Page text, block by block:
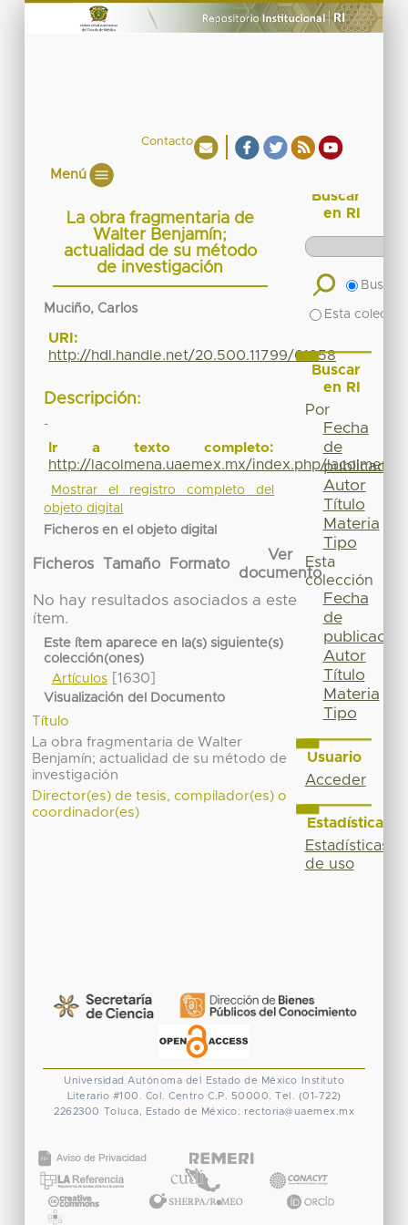
Contacto
Menú
La obra fragmentaria de
Walter Benjamín;
actualidad de su método
de investigación
Muciño, Carlos
URI:
http://hdl.handle.net/20.500.11799/61958
Descripción:
-
Ir a texto completo:
http://lacolmena.uaemex.mx/index.php/
Mostrar el registro completo del
objeto digital
Ficheros en el objeto digital
Ficheros Tamaño Formato
Ver
documento
No hay resultados asociados a este
ítem.
Este ítem aparece en la(s) siguiente(s)
colección(ones)
Artículos[1630]
Visualización del Documento
Título
La obra fragmentaria de Walter
Benjamín; actualidad de su método de
investigación
Director(es) de tesis, compilador(es) o
coordinador(es)
Buscar
en RI
Buscar
Esta
Buscar
en RI
Por
Fecha
de
publicación
Autor
Título
Materia
Tipo
Esta
colección
Fecha
de
publicación
Autor
Título
Materia
Tipo
Usuario
Acceder
Estadísticas
Estadísticas
de uso
Universidad Autónoma del Estado de México
Instituto
Literario #100. Col. Centro C.P. 50000. Tel. (01-722)
2262300 Toluca, Estado de México. rectoria@uaemex.mx